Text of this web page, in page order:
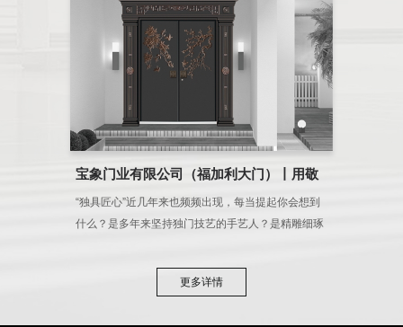
宝象门业有限公司（福加利大门）丨用敬
畏之心去追求匠心
“独具匠心”近几年来也频频出现，每当提起你会想到
什么？是多年来坚持独门技艺的手艺人？是精雕细琢
更多详情